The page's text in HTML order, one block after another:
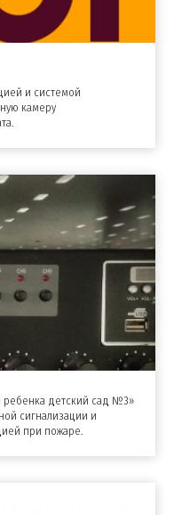
и системой
камеру
ребенка детский сад №3»
сигнализации и
при пожаре.